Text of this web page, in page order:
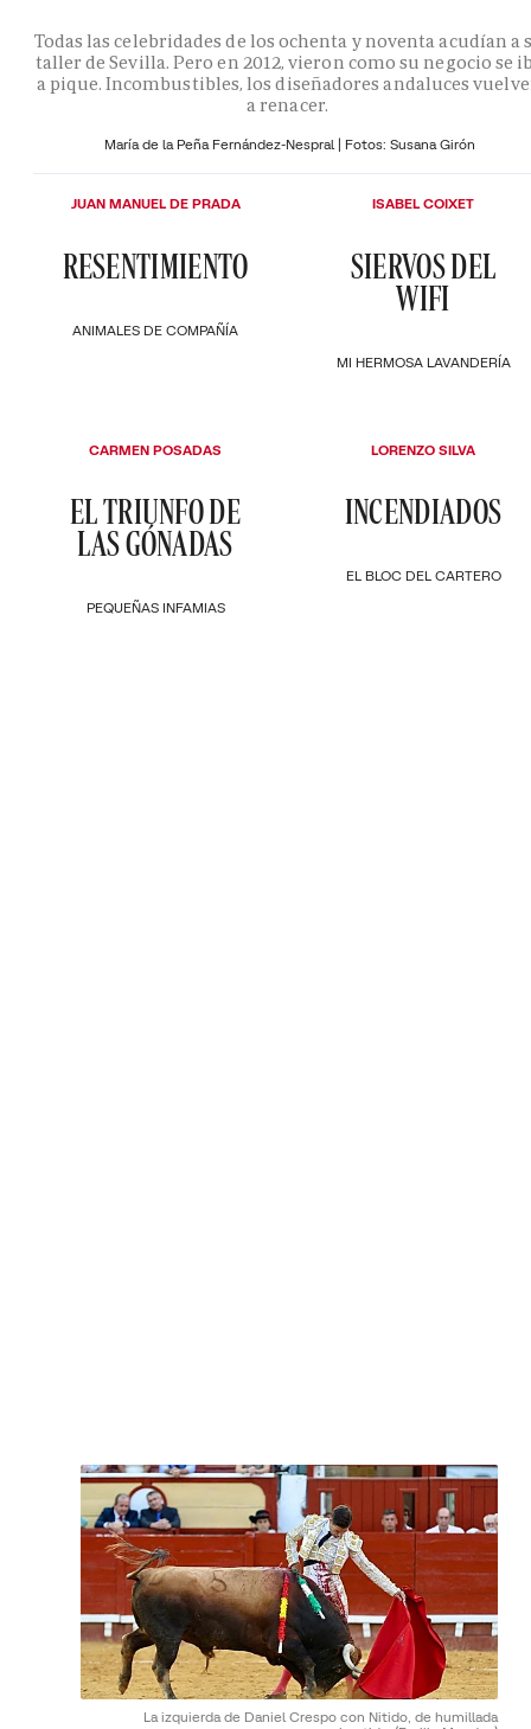
Todas las celebridades de los ochenta y noventa acudían a
taller de Sevilla. Pero en 2012, vieron como su negocio se
a pique. Incombustibles, los diseñadores andaluces
a renacer.
María de la Peña Fernández-Nespral | Fotos: Susana Girón
ANIMALES DE COMPAÑÍA
RESENTIMIENTO
JUAN MANUEL DE PRADA
MI HERMOSA LAVANDERÍA
SIERVOS DEL
WIFI
ISABEL COIXET
PEQUEÑAS INFAMIAS
EL TRIUNFO DE
LAS GÓNADAS
CARMEN POSADAS
EL BLOC DEL CARTERO
INCENDIADOS
LORENZO SILVA
La izquierda de Daniel Crespo con Nitido, de humillada